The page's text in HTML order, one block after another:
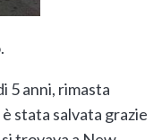
5 anni, rimasta
stata salvata grazie